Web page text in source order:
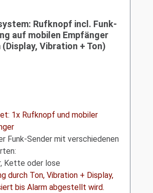
Rufknopf incl. Funk-
auf mobilen Empfänger
Vibration + Ton)
1x Rufknopf und mobiler
Funk-Sender mit verschiedenen
Kette oder lose
durch Ton, Vibration + Display,
bis Alarm abgestellt wird.